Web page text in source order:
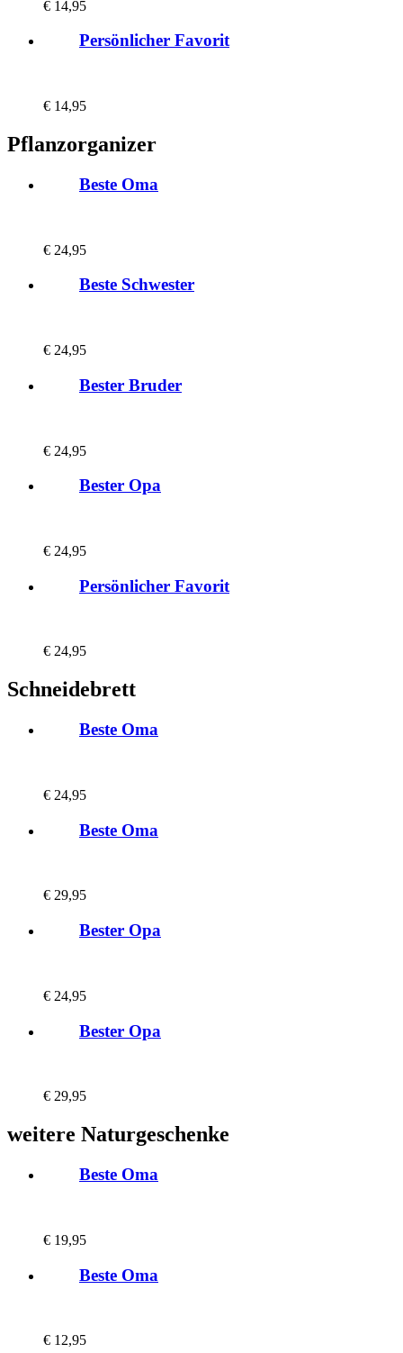
€ 14,95
Persönlicher Favorit
€ 14,95
Pflanzorganizer
Beste Oma
€ 24,95
Beste Schwester
€ 24,95
Bester Bruder
€ 24,95
Bester Opa
€ 24,95
Persönlicher Favorit
€ 24,95
Schneidebrett
Beste Oma
€ 24,95
Beste Oma
€ 29,95
Bester Opa
€ 24,95
Bester Opa
€ 29,95
weitere Naturgeschenke
Beste Oma
€ 19,95
Beste Oma
€ 12,95